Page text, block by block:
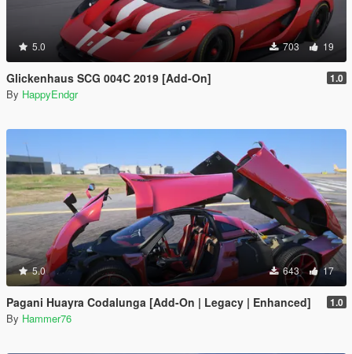
5.0 703 19
Glickenhaus SCG 004C 2019 [Add-On] 1.0
By HappyEndgr
5.0 643 17
Pagani Huayra Codalunga [Add-On | Legacy | Enhanced] 1.0
By Hammer76